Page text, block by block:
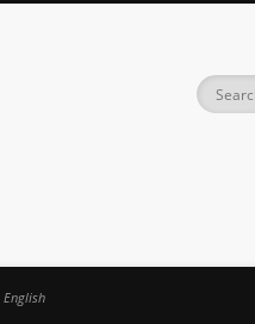
English